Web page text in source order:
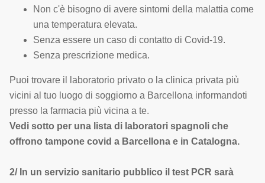
Non c'è bisogno di avere sintomi della malattia come
una temperatura elevata.
Senza essere un caso di contatto di Covid-19.
Senza prescrizione medica.
Puoi trovare il laboratorio privato o la clinica privata più
vicini al tuo luogo di soggiorno a Barcellona informandoti
presso la farmacia più vicina a te.
Vedi sotto per una lista di laboratori spagnoli che
offrono tampone covid a Barcellona e in Catalogna.
2/ In un servizio sanitario pubblico il test PCR sarà